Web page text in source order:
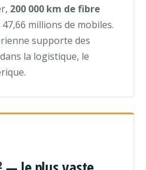
200 000 km de fibre
millions de mobiles.
supporte des
la logistique, le